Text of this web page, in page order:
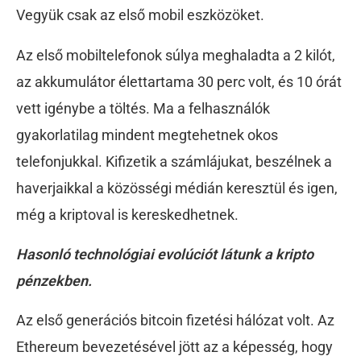
Vegyük csak az első mobil eszközöket.
Az első mobiltelefonok súlya meghaladta a 2 kilót,
az akkumulátor élettartama 30 perc volt, és 10 órát
vett igénybe a töltés. Ma a felhasználók
gyakorlatilag mindent megtehetnek okos
telefonjukkal. Kifizetik a számlájukat, beszélnek a
haverjaikkal a közösségi médián keresztül és igen,
még a kriptoval is kereskedhetnek.
Hasonló technológiai evolúciót látunk a kripto
pénzekben.
Az első generációs bitcoin fizetési hálózat volt. Az
Ethereum bevezetésével jött az a képesség, hogy